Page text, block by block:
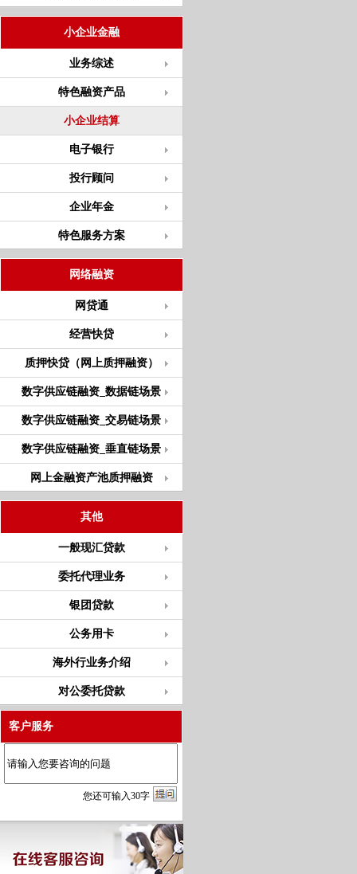
小企业金融
业务综述
特色融资产品
小企业结算
电子银行
投行顾问
企业年金
特色服务方案
网络融资
网贷通
经营快贷
质押快贷（网上质押融资）
数字供应链融资_数据链场景
数字供应链融资_交易链场景
数字供应链融资_垂直链场景
网上金融资产池质押融资
其他
一般现汇贷款
委托代理业务
银团贷款
公务用卡
海外行业务介绍
对公委托贷款
客户服务
您还可输入30字